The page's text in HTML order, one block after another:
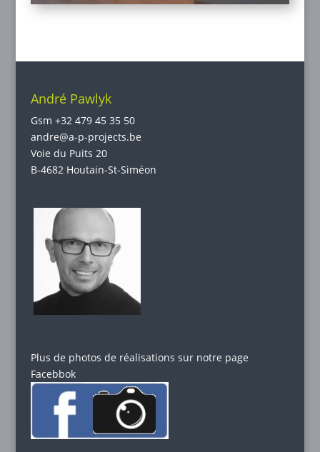
André Pawlyk
Gsm +32 479 45 35 50
andre@a-p-projects.be
Voie du Puits 20
B-4682 Houtain-St-Siméon
Plus de photos de réalisations sur notre page
Facebbok